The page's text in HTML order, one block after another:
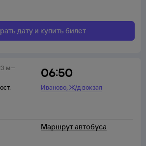
дату и купить билет
ост.
06:50
Иваново,Ж/д вокзал
м
Маршрут автобуса